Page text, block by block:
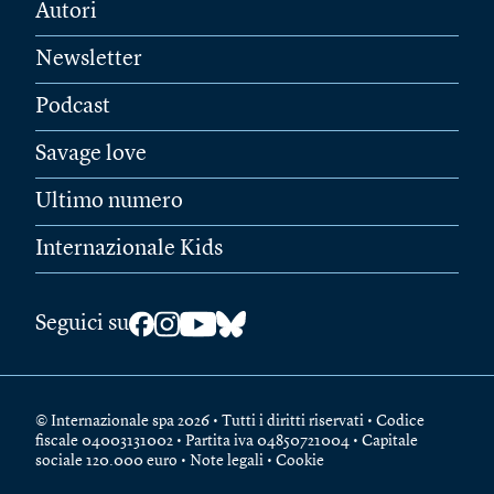
Autori
Newsletter
Podcast
Savage love
Ultimo numero
Internazionale Kids
Seguici su
© Internazionale spa 2026 • Tutti i diritti riservati • Codice
fiscale 04003131002 • Partita iva 04850721004 • Capitale
sociale 120.000 euro • Note legali • Cookie